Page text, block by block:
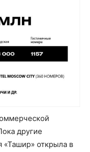
другие
«Ташир» открыла в